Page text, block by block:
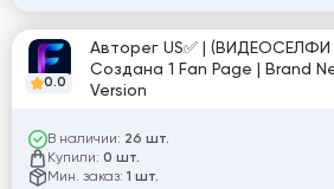
0.0
Авторег US✅ | (ВИДЕОСЕЛФИ пройден🎥) |
Создана 1 Fan Page | Brand
Version
В наличии: 26 шт.
Купили: 0 шт.
Мин. заказ: 1 шт.